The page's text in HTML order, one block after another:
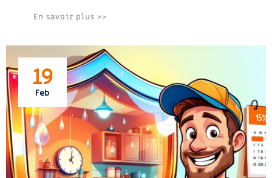
En savoir plus >>
19
Feb